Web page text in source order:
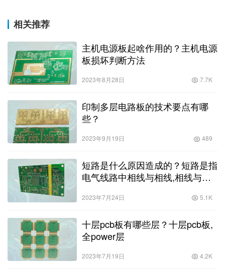
相关推荐
主机电源板起啥作用的？主机电源
板损坏判断方法
2023年8月28日 7.7K
印制多层电路板的技术要点有哪
些？
2023年9月19日 489
短路是什么原因造成的？短路是指
电气线路中相线与相线,相线与零
2023年7月24日 5.1K
十层pcb板有哪些层？十层pcb板,
全power层
2023年7月19日 4.2K